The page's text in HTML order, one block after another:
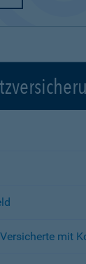
mit